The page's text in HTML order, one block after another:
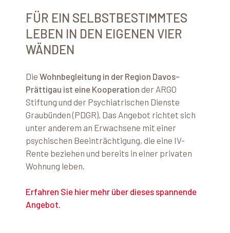
FÜR EIN SELBSTBESTIMMTES
LEBEN IN DEN EIGENEN VIER
WÄNDEN
Die Wohnbegleitung in der Region Davos-
Prättigau ist eine Kooperation der ARGO
Stiftung und der Psychiatrischen Dienste
Graubünden (PDGR). Das Angebot richtet sich
unter anderem an Erwachsene mit einer
psychischen Beeinträchtigung, die eine IV-
Rente beziehen und bereits in einer privaten
Wohnung leben.
Erfahren Sie hier mehr über dieses spannende
Angebot.